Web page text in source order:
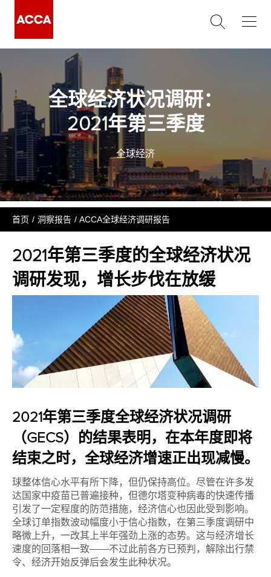
全球经济状况调研：
2021年第三季度
全球经济
首页 洞察报告 ACCA全球经济调研报告
2021年第三季度的全球经济状况
调研发现，增长步伐在放缓
2021年第三季度全球经济状况调研
（GECS）的结果表明，在本年度即将
结束之时，全球经济增速正出现减慢。
球整体信心水平有所下降，但仍保持高位。尽管在许多发
达国家中疫苗已普遍接种，但德尔塔变种病毒的快速传播
引发了一定程度的防范措施，经济信心也因此受到影响。
全球订单指数波动幅度小于信心指数，在第三季度调研中
略微上升，一改其上半年强劲上涨的态势。这与经济增长
速度的回落相一致——不过此前各方已预判，解除出行禁
令、经济开始反弹后会发生此种状况。